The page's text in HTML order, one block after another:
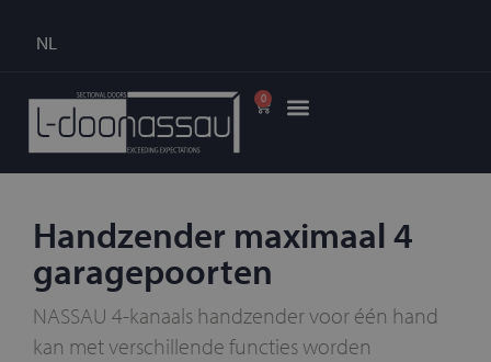
NL
0
Handzender maximaal 4
garagepoorten
NASSAU 4-kanaals handzender voor één hand
kan met verschillende functies worden